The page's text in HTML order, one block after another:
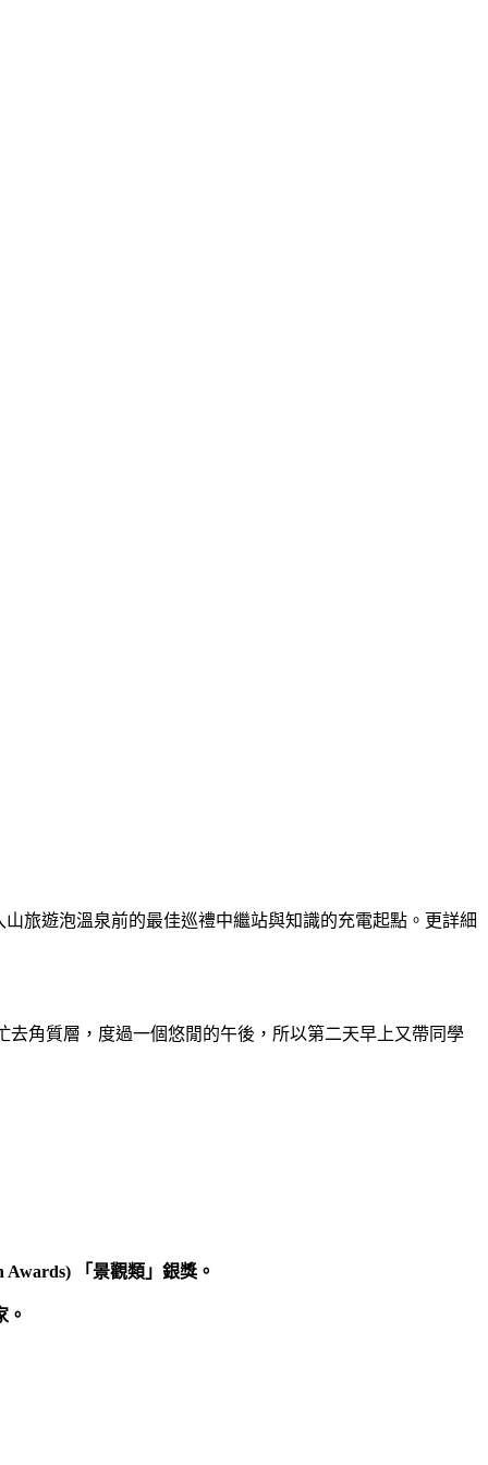
旅遊泡溫泉前的最佳巡禮中繼站與知識的充電起點。更詳細
角質層，度過一個悠閒的午後，所以第二天早上又帶同學
「景觀類」銀獎。
。